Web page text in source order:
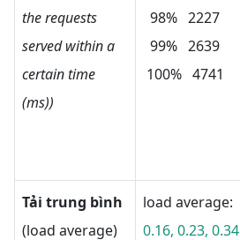
the requests
served within a
certain time
(ms))
98% 2227
99% 2639
100% 4741
Tải trung bình
(load average)
load average:
0.16, 0.23, 0.34